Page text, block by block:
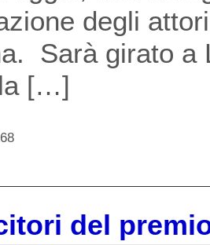
degli
Sarà girato a
[…]
del